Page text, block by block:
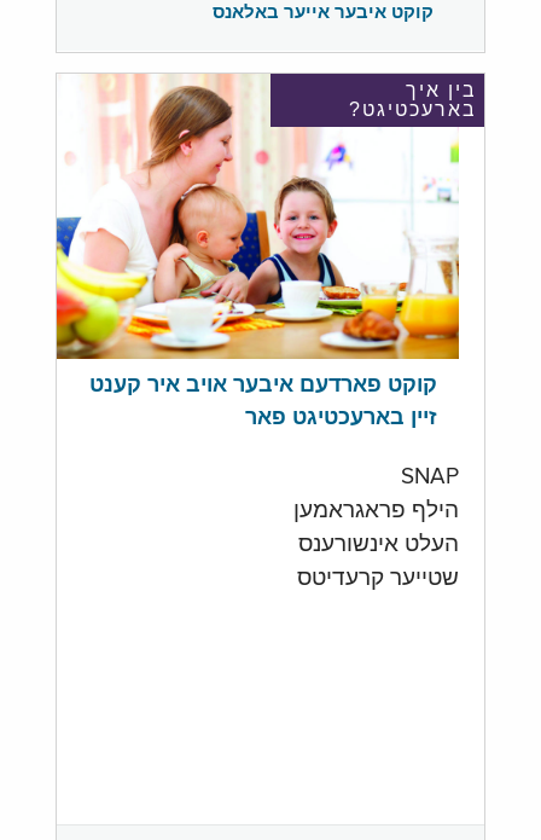
קוקט איבער אייער באלאנס
בין איך
בארעכטיגט?
קוקט פארדעם איבער אויב איר קענט
זיין בארעכטיגט פאר
SNAP
הילף פראגראמען
העלט אינשורענס
שטייער קרעדיטס